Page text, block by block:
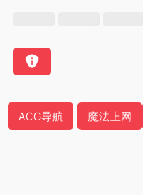
ACG导航 魔法上网